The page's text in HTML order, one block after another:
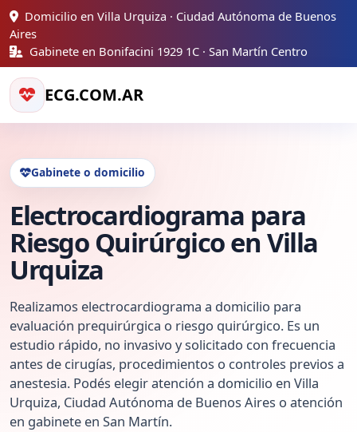
Domicilio en Villa Urquiza · Ciudad Autónoma de Buenos
Aires
Gabinete en Bonifacini 1929 1C · San Martín Centro
ECG.COM.AR
Gabinete o domicilio
Electrocardiograma para
Riesgo Quirúrgico en Villa
Urquiza
Realizamos electrocardiograma a domicilio para
evaluación prequirúrgica o riesgo quirúrgico. Es un
estudio rápido, no invasivo y solicitado con frecuencia
antes de cirugías, procedimientos o controles previos a
anestesia. Podés elegir atención a domicilio en Villa
Urquiza, Ciudad Autónoma de Buenos Aires o atención
en gabinete en San Martín.